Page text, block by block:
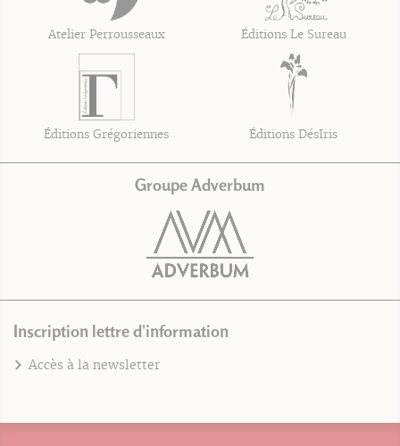
Atelier Perrousseaux Éditions Le Sureau
Éditions Grégoriennes Éditions DésIris
Groupe Adverbum
Inscription lettre d'information
Accès à la newsletter